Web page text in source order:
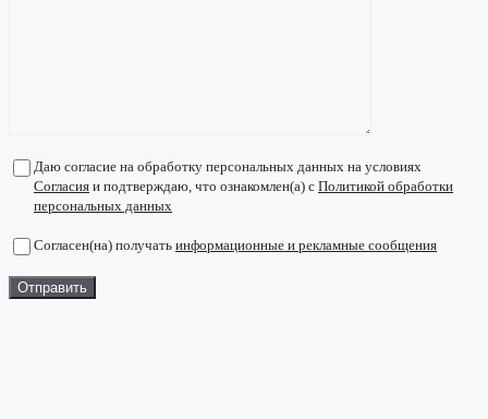
Даю согласие на обработку персональных данных на условиях
Согласия и подтверждаю, что ознакомлен(а) с Политикой обработки
персональных данных
Согласен(на) получать информационные и рекламные сообщения